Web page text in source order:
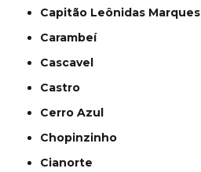
Capitão Leônidas Marques
Carambeí
Cascavel
Castro
Cerro Azul
Chopinzinho
Cianorte